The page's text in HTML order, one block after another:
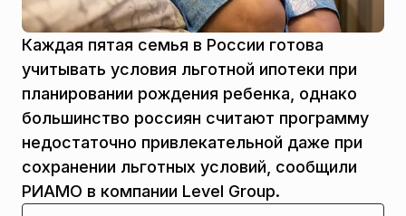
Каждая пятая семья в России готова
учитывать условия льготной ипотеки при
планировании рождения ребенка, однако
большинство россиян считают программу
недостаточно привлекательной даже при
сохранении льготных условий, сообщили
РИАМО в компании Level Group.